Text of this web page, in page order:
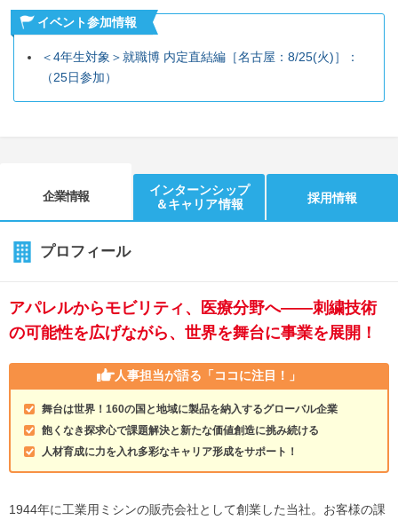
イベント参加情報
＜4年生対象＞就職博 内定直結編［名古屋：8/25(火)］：
（25日参加）
企業情報
インターンシップ
＆キャリア情報
採用情報
プロフィール
アパレルからモビリティ、医療分野へ――刺繍技術
の可能性を広げながら、世界を舞台に事業を展開！
人事担当が語る 「ココに注目！」
舞台は世界！160の国と地域に製品を納入するグローバル企業
飽くなき探求心で課題解決と新たな価値創造に挑み続ける
人材育成に力を入れ多彩なキャリア形成をサポート！
1944年に工業用ミシンの販売会社として創業した当社。お客様の課